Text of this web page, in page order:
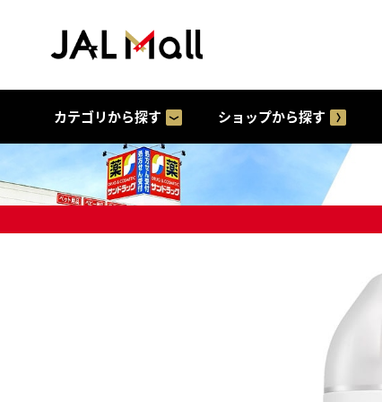
カテゴリから探す ショップから探す